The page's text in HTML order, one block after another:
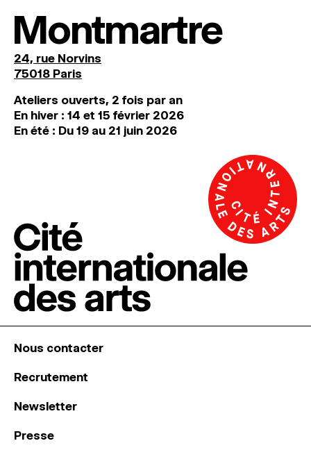
Montmartre
24, rue Norvins
75018 Paris
Ateliers ouverts, 2 fois par an
En hiver : 14 et 15 février 2026
En été : Du 19 au 21 juin 2026
Nous contacter
Recrutement
Newsletter
Presse